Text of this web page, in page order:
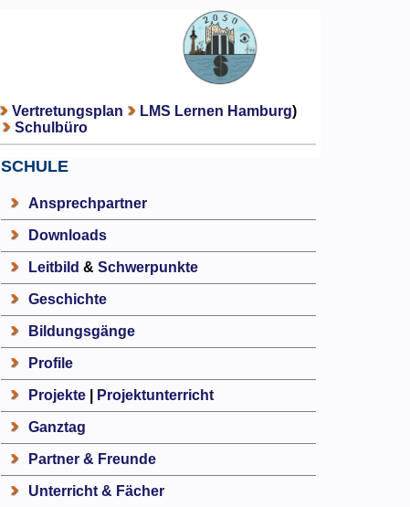
Vertretungsplan LMS Lernen Hamburg)
Schulbüro
SCHULE
Ansprechpartner
Downloads
Leitbild & Schwerpunkte
Geschichte
Bildungsgänge
Profile
Projekte| Projektunterricht
Ganztag
Partner & Freunde
Unterricht & Fächer